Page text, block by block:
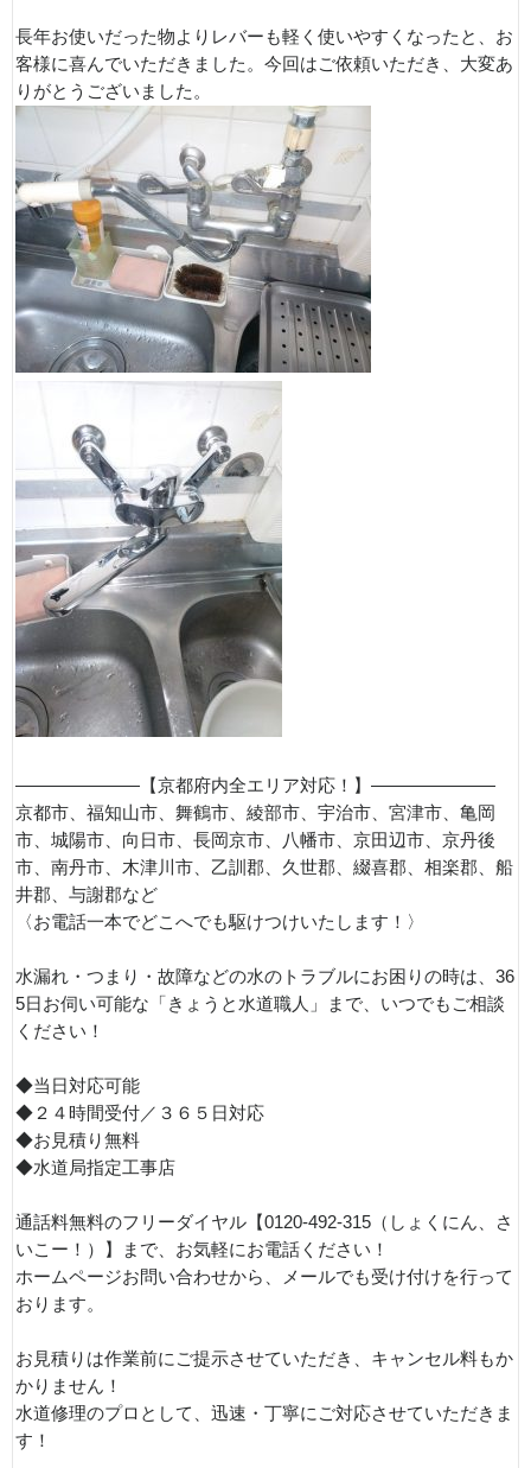
長年お使いだった物よりレバーも軽く使いやすくなったと、お
客様に喜んでいただきました。今回はご依頼いただき、大変あ
りがとうございました。
———————【京都府内全エリア対応！】———————
京都市、福知山市、舞鶴市、綾部市、宇治市、宮津市、亀岡
市、城陽市、向日市、長岡京市、八幡市、京田辺市、京丹後
市、南丹市、木津川市、乙訓郡、久世郡、綴喜郡、相楽郡、船
井郡、与謝郡など
〈お電話一本でどこへでも駆けつけいたします！〉
水漏れ・つまり・故障などの水のトラブルにお困りの時は、36
5日お伺い可能な「きょうと水道職人」まで、いつでもご相談
ください！
◆当日対応可能
◆２４時間受付／３６５日対応
◆お見積り無料
◆水道局指定工事店
通話料無料のフリーダイヤル【0120-492-315（しょくにん、さ
いこー！）】まで、お気軽にお電話ください！
ホームページお問い合わせから、メールでも受け付けを行って
おります。
お見積りは作業前にご提示させていただき、キャンセル料もか
かりません！
水道修理のプロとして、迅速・丁寧にご対応させていただきま
す！